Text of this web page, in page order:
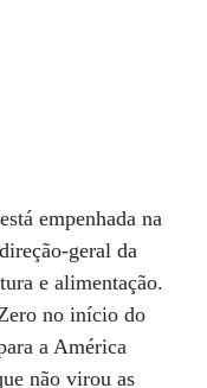
empenhada na
geral da
e alimentação.
no início do
a América
não virou as